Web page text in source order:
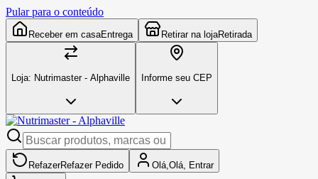
Pular para o conteúdo
Receber em casaEntrega Retirar na lojaRetirada
Loja: Nutrimaster - Alphaville Informe seu CEP
RefazerRefazer Pedido Olá, Olá, Entrar